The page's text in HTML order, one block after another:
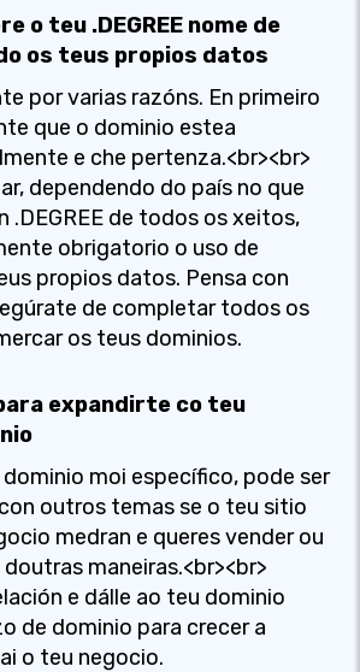
o teu .DEGREE nome de
os teus propios datos
por varias razóns. En primeiro
que o dominio estea
e che pertenza.<br><br>
dependendo do país no que
.DEGREE de todos os xeitos,
obrigatorio o uso de
propios datos. Pensa con
de completar todos os
os teus dominios.
expandirte co teu
dominio moi específico, pode ser
outros temas se o teu sitio
medran e queres vender ou
maneiras.<br><br>
e dálle ao teu dominio
de dominio para crecer a
o teu negocio.